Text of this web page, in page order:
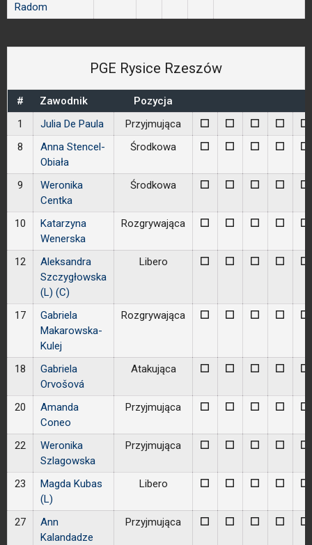
Radom
PGE Rysice Rzeszów
# Zawodnik
Pozycja
1
Julia De Paula Przyjmująca 0 0 0 0 0
8
Anna Stencel-
Obiała
Środkowa 0 0 0 0 0
9
Weronika
Centka
Środkowa 0 0 0 0 0
10
Katarzyna
Wenerska
Rozgrywająca 0 0 0 0 0
12
Aleksandra
Szczygłowska
(L) (C)
Libero 0 0 0 0 0
17
Gabriela
Makarowska-
Kulej
Rozgrywająca 0 0 0 0 0
18
Gabriela
Orvošová
Atakująca 0 0 0 0 0
20
Amanda
Coneo
Przyjmująca 0 0 0 0 0
22
Weronika
Szlagowska
Przyjmująca 0 0 0 0 0
23
Magda Kubas
(L)
Libero 0 0 0 0 0
27
Ann
Kalandadze
Przyjmująca 0 0 0 0 0